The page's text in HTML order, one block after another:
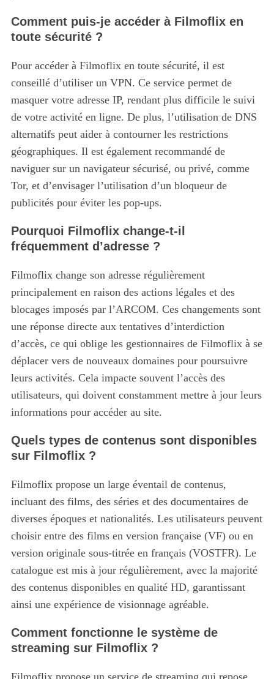
Comment puis-je accéder à Filmoflix en
toute sécurité ?
Pour accéder à Filmoflix en toute sécurité, il est
conseillé d’utiliser un VPN. Ce service permet de
masquer votre adresse IP, rendant plus difficile le suivi
de votre activité en ligne. De plus, l’utilisation de DNS
alternatifs peut aider à contourner les restrictions
géographiques. Il est également recommandé de
naviguer sur un navigateur sécurisé, ou privé, comme
Tor, et d’envisager l’utilisation d’un bloqueur de
publicités pour éviter les pop-ups.
Pourquoi Filmoflix change-t-il
fréquemment d’adresse ?
Filmoflix change son adresse régulièrement
principalement en raison des actions légales et des
blocages imposés par l’ARCOM. Ces changements sont
une réponse directe aux tentatives d’interdiction
d’accès, ce qui oblige les gestionnaires de Filmoflix à se
déplacer vers de nouveaux domaines pour poursuivre
leurs activités. Cela impacte souvent l’accès des
utilisateurs, qui doivent constamment mettre à jour leurs
informations pour accéder au site.
Quels types de contenus sont disponibles
sur Filmoflix ?
Filmoflix propose un large éventail de contenus,
incluant des films, des séries et des documentaires de
diverses époques et nationalités. Les utilisateurs peuvent
choisir entre des films en version française (VF) ou en
version originale sous-titrée en français (VOSTFR). Le
catalogue est mis à jour régulièrement, avec la majorité
des contenus disponibles en qualité HD, garantissant
ainsi une expérience de visionnage agréable.
Comment fonctionne le système de
streaming sur Filmoflix ?
Filmoflix propose un service de streaming qui repose